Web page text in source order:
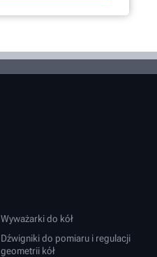
Wyważarki do kół
Dźwigniki do pomiaru i regulacji
geometrii kół